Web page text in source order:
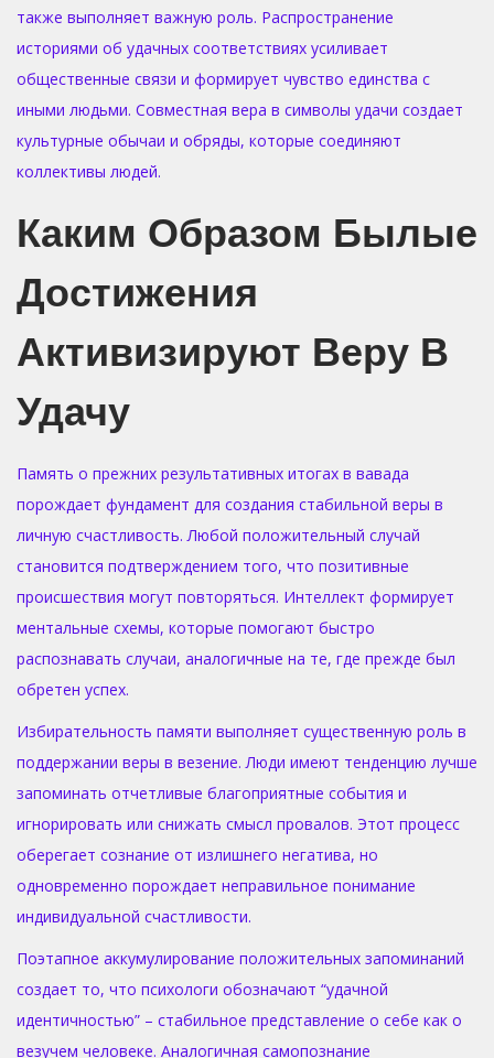
также выполняет важную роль. Распространение
историями об удачных соответствиях усиливает
общественные связи и формирует чувство единства с
иными людьми. Совместная вера в символы удачи создает
культурные обычаи и обряды, которые соединяют
коллективы людей.
Каким Образом Былые
Достижения
Активизируют Веру В
Удачу
Память о прежних результативных итогах в вавада
порождает фундамент для создания стабильной веры в
личную счастливость. Любой положительный случай
становится подтверждением того, что позитивные
происшествия могут повторяться. Интеллект формирует
ментальные схемы, которые помогают быстро
распознавать случаи, аналогичные на те, где прежде был
обретен успех.
Избирательность памяти выполняет существенную роль в
поддержании веры в везение. Люди имеют тенденцию лучше
запоминать отчетливые благоприятные события и
игнорировать или снижать смысл провалов. Этот процесс
оберегает сознание от излишнего негатива, но
одновременно порождает неправильное понимание
индивидуальной счастливости.
Поэтапное аккумулирование положительных запоминаний
создает то, что психологи обозначают “удачной
идентичностью” – стабильное представление о себе как о
везучем человеке. Аналогичная самопознание